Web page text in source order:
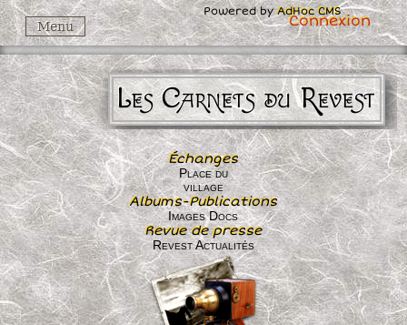
Menu
Les Carnets du Revest
Connexion
Place du
village
Échanges
Images Docs
Albums-Publications
Revest Actualités
Revue de presse
Powered byAdHoc CMS